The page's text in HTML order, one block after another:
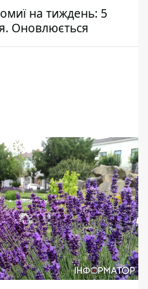
на тиждень: 5
Оновлюється